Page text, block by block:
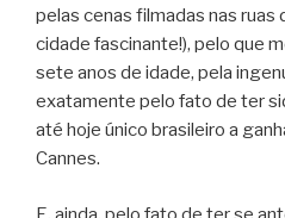
pelas cenas filmadas nas ruas
cidade fascinante!), pelo que
sete anos de idade, pela
exatamente pelo fato de ter
até hoje único brasileiro a
Cannes.